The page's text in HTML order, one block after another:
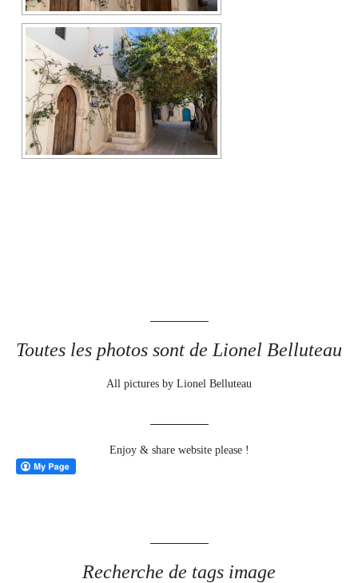
Toutes les photos sont de Lionel Belluteau
All pictures by Lionel Belluteau
Enjoy & share website please !
Recherche de tags image